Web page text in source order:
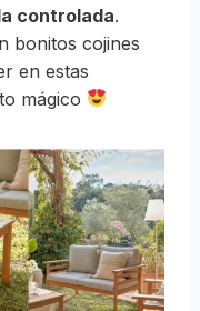
controlada.
bonitos cojines
en estas
mágico